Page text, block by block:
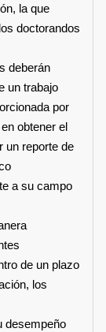
la que
doctorandos
deberán
un trabajo
por
obtener el
un reporte de
a su campo
de un plazo
los
desempeño